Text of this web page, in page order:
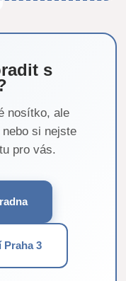
s
nosítko, ale
si nejste
pro vás.
Praha 3